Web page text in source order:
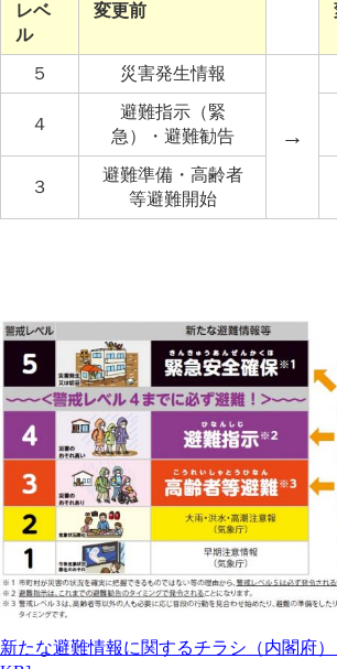
レベ
ル
変更前
５ 災害発生情報
→
４
避難指示（緊
急）・避難勧告
３
避難準備・高齢者
等避難開始
新たな避難情報に関するチラシ（内閣府